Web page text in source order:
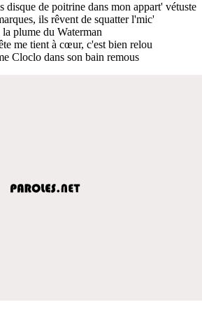
disque de poitrine dans mon appart' vétuste
ils rêvent de squatter l'mic'
plume du Waterman
me tient à cœur, c'est bien relou
Cloclo dans son bain remous